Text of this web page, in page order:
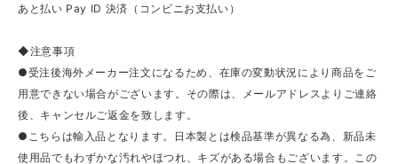
あと払い Pay ID 決済（コンビニお支払い）
◆注意事項
●受注後海外メーカー注文になるため、在庫の変動状況により商品をご
用意できない場合がございます。その際は、メールアドレスよりご連絡
後、キャンセルご返金を致します。
●こちらは輸入品となります。日本製とは検品基準が異なる為、新品未
使用品でもわずかな汚れやほつれ、キズがある場合もございます。この